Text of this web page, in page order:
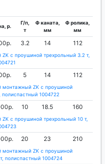
течение четырнадцати
аналогичную.
товарного
функций. В данном
не
р.
Г/п,
т
Ф каната,
мм
Ф ролика,
мм
3.2 14 112
с проушиной трехрольный 3.2 т,
5 14 112
монтажный ZK с проушиной
полиспастный 1004722
10 18.5 160
с проушиной трехрольный 10 т,
20 23 210
монтажный ZK с проушиной
полиспастный 1004724